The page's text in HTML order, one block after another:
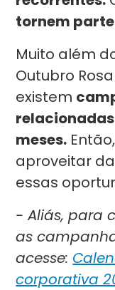
tornem
Muito além
Outubro
existem
meses.
aproveitar
essas
- Aliás, para
as
acesse:
corporativa